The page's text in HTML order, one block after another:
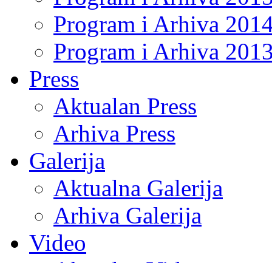
Program i Arhiva
Program i Arhiva
Press
Aktualan Press
Arhiva Press
Galerija
Aktualna Galerija
Arhiva Galerija
Video